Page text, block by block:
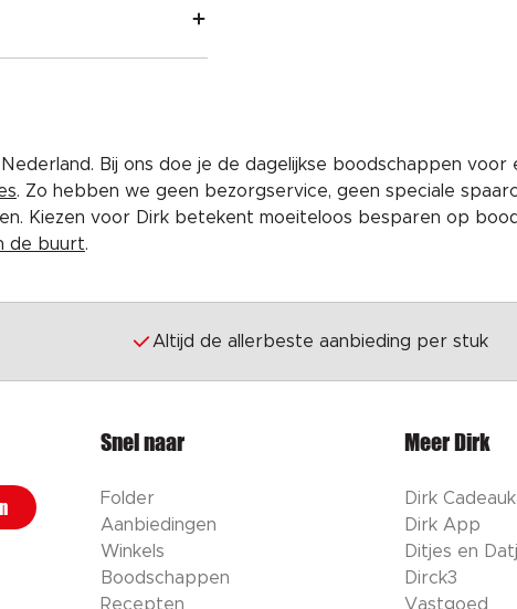
Bij ons doe je de dagelijkse boodschappen
. Zo hebben we geen bezorgservice, geen speciale
Kiezen voor Dirk betekent moeiteloos besparen op
de buurt.
Altijd de allerbeste aanbieding per stuk
Snel naar
Folder
Aanbiedingen
Winkels
Boodschappen
Recepten
Meer Dirk
Dirk
Dirk App
Ditjes en
Dirck3
Vastgoed